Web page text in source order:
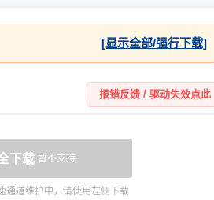
[显示全部/强行下载]
报错反馈 / 驱动失效点此
下载 暂不支持
通道维护中，请使用左侧下载